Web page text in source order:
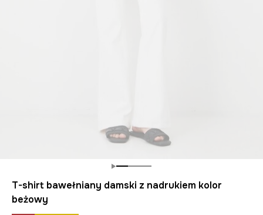
T-shirt bawełniany damski z nadrukiem kolor
beżowy